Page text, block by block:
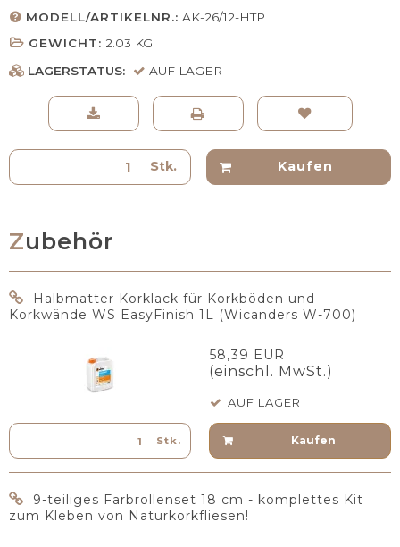
MODELL/ARTIKELNR.: AK-26/12-HTP
GEWICHT: 2.03 KG.
LAGERSTATUS:
AUF LAGER
Stk. Kaufen
Zubehör
Halbmatter Korklack für Korkböden und
Korkwände WS EasyFinish 1L (Wicanders W-700)
58,39 EUR
(einschl. MwSt.)
AUF LAGER
Stk. Kaufen
9-teiliges Farbrollenset 18 cm - komplettes Kit
zum Kleben von Naturkorkfliesen!